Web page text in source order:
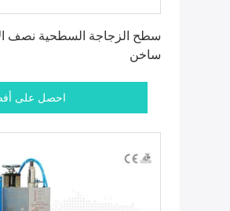
سطح الزجاجة السطحية نصف
ساخن
احصل على